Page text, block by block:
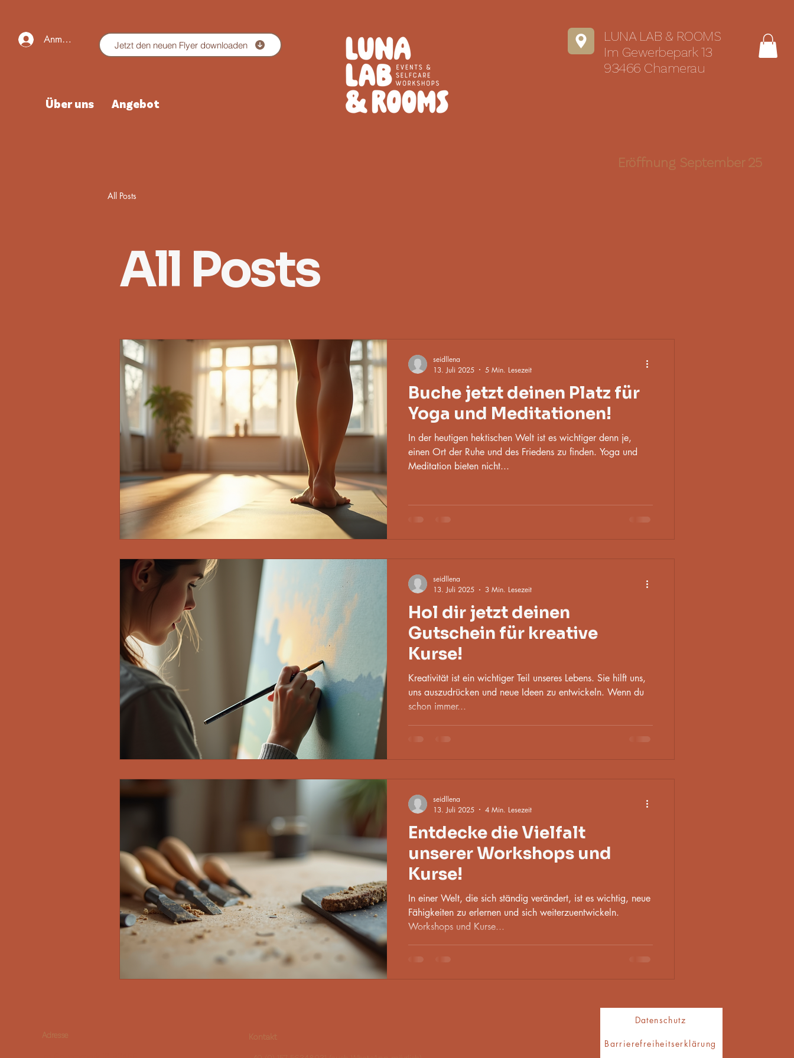
Anmelden Jetzt den neuen Flyer downloaden
LUNA LAB & ROOMS
Im Gewerbepark 13
93466 Chamerau
Über uns Angebot
Eröffnung September 25
All Posts
All Posts
Buche jetzt deinen Platz für
Yoga und Meditationen!
In der heutigen hektischen Welt ist es wichtiger denn je,
einen Ort der Ruhe und des Friedens zu finden. Yoga und
Meditation bieten nicht...
seidllena
13. Juli 2025
5 Min. Lesezeit
Hol dir jetzt deinen
Gutschein für kreative
Kurse!
Kreativität ist ein wichtiger Teil unseres Lebens. Sie hilft uns,
uns auszudrücken und neue Ideen zu entwickeln. Wenn du
schon immer...
seidllena
13. Juli 2025
3 Min. Lesezeit
Entdecke die Vielfalt
unserer Workshops und
Kurse!
In einer Welt, die sich ständig verändert, ist es wichtig, neue
Fähigkeiten zu erlernen und sich weiterzuentwickeln.
Workshops und Kurse...
seidllena
13. Juli 2025
4 Min. Lesezeit
Adresse Kontakt
Datenschutz
Barrierefreiheitserklärung